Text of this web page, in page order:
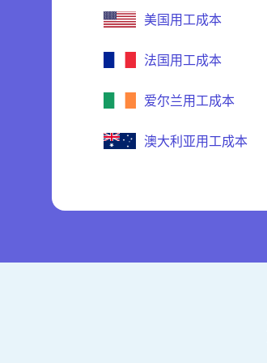
美国用工成本
法国用工成本
爱尔兰用工成本
澳大利亚用工成本